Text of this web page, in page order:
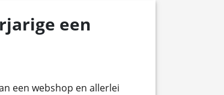
een
een webshop en allerlei